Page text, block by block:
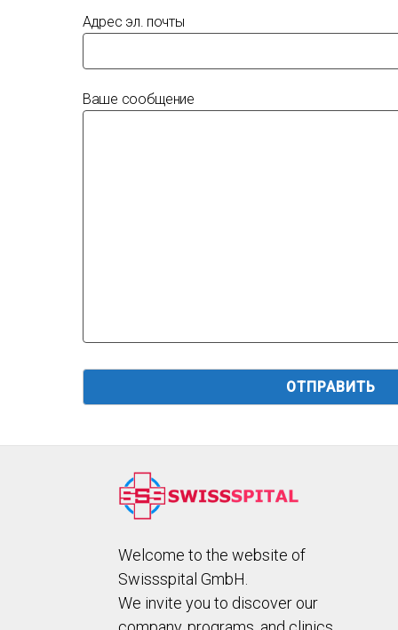
Адрес эл. почты
Ваше сообщение
Welcome to the website of
Swissspital GmbH.
We invite you to discover our